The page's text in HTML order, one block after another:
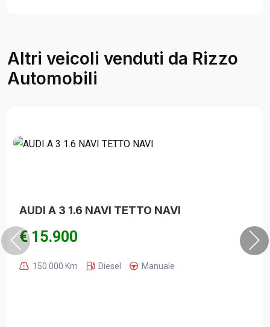
Altri veicoli venduti da Rizzo
Automobili
AUDI A 3 1.6 NAVI TETTO NAVI
€ 15.900
150.000 Km Diesel Manuale